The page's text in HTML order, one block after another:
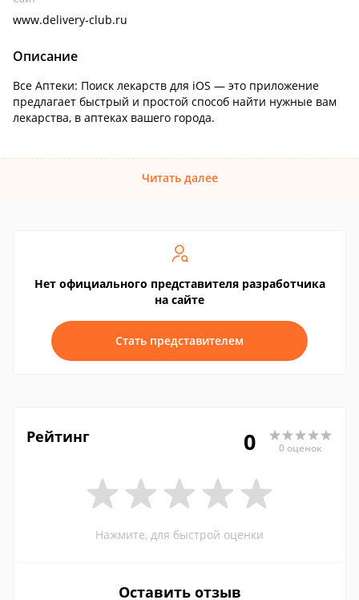
www.delivery-club.ru
Описание
Все Аптеки: Поиск лекарств для iOS — это приложение
предлагает быстрый и простой способ найти нужные вам
лекарства, в аптеках вашего города.
Читать далее
Нет официального представителя разработчика
на сайте
Стать представителем
Рейтинг 0 0 оценок
Нажмите, для быстрой оценки
Оставить отзыв